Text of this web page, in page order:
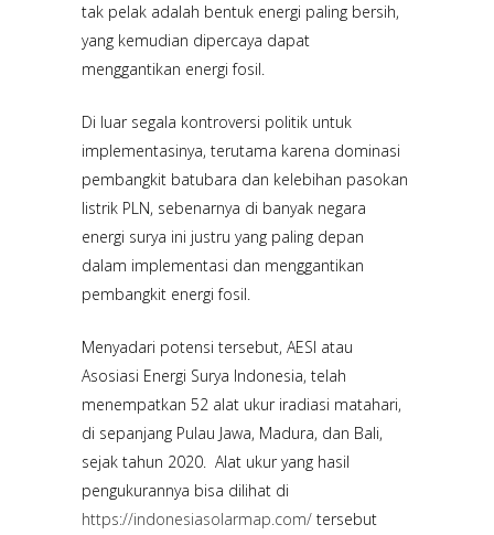
tak pelak adalah bentuk energi paling bersih,
yang kemudian dipercaya dapat
menggantikan energi fosil.
Di luar segala kontroversi politik untuk
implementasinya, terutama karena dominasi
pembangkit batubara dan kelebihan pasokan
listrik PLN, sebenarnya di banyak negara
energi surya ini justru yang paling depan
dalam implementasi dan menggantikan
pembangkit energi fosil.
Menyadari potensi tersebut, AESI atau
Asosiasi Energi Surya Indonesia, telah
menempatkan 52 alat ukur iradiasi matahari,
di sepanjang Pulau Jawa, Madura, dan Bali,
sejak tahun 2020. Alat ukur yang hasil
pengukurannya bisa dilihat di
https://indonesiasolarmap.com/ tersebut